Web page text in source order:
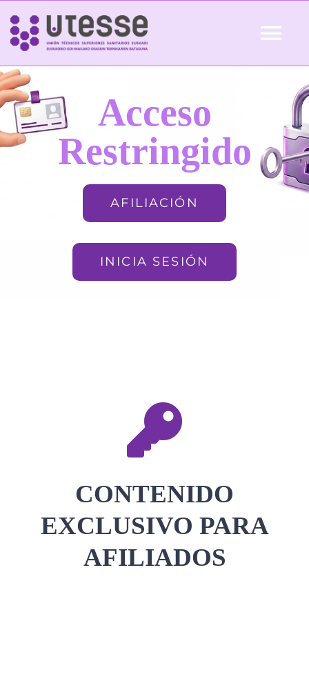
Skip
content
Inicio
QUIÉNES SOMOS Acceso
Restringido
AFILIACIÓN
INICIA SESIÓN
CONTENIDO
EXCLUSIVO PARA
AFILIADOS